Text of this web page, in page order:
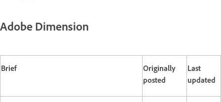
Adobe Dimension
Brief
Originally
posted
Last
updated